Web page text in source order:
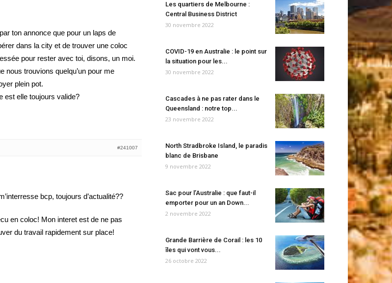
ton annonce que pour un laps de
dans la city et de trouver une coloc
pour rester avec toi, disons, un moi.
nous trouvions quelqu’un pour me
plein pot.
est elle toujours valide?
#241007
bcp, toujours d’actualité??
en coloc! Mon interet est de ne pas
du travail rapidement sur place!
Les quartiers de Melbourne :
Central Business District
30 novembre 2022
COVID-19 en Australie : le point sur
la situation pour les...
30 novembre 2022
Cascades à ne pas rater dans le
Queensland : notre top...
23 novembre 2022
North Stradbroke Island, le paradis
blanc de Brisbane
9 novembre 2022
Sac pour l’Australie : que faut-il
emporter pour un an Down...
2 novembre 2022
Grande Barrière de Corail : les 10
îles qui vont vous...
26 octobre 2022